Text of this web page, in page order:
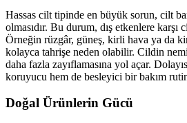
Hassas cilt tipinde en büyük sorun, cilt
olmasıdır. Bu durum, dış etkenlere karşı
Örneğin rüzgâr, güneş, kirli hava ya da
kolayca tahrişe neden olabilir. Cildin
daha fazla zayıflamasına yol açar.
koruyucu hem de besleyici bir bakım
Doğal Ürünlerin Gücü